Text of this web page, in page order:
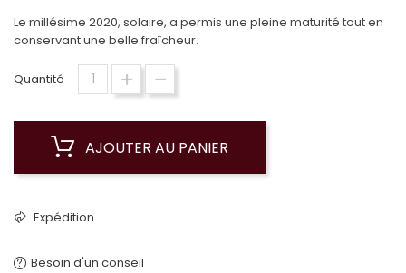
Le millésime 2020, solaire, a permis une pleine maturité tout en
conservant une belle fraîcheur.
Quantité
AJOUTER AU PANIER
Expédition
Besoin d'un conseil